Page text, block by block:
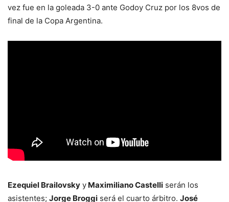
vez fue en la goleada 3-0 ante Godoy Cruz por los 8vos de
final de la Copa Argentina.
Ezequiel Brailovsky y Maximiliano Castelli serán los
asistentes; Jorge Broggi será el cuarto árbitro. José